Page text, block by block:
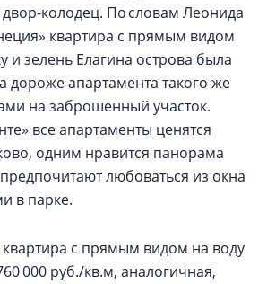
колодец. По словам Леонида
квартира с прямым видом
и зелень Елагина острова была
дороже апартамента такого же
на заброшенный участок.
все апартаменты ценятся
одним нравится панорама
любоваться из окна
в парке.
с прямым видом на воду
000 руб./кв.м, аналогичная,